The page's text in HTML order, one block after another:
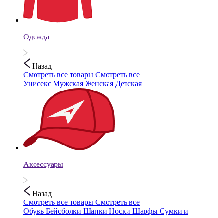
Одежда
Назад
Смотреть все товары Смотреть все
Унисекс Мужская Женская Детская
Аксессуары
Назад
Смотреть все товары Смотреть все
Обувь Бейсболки Шапки Носки Шарфы Сумки и